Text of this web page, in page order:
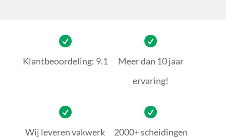
Klantbeoordeling: 9.1
Meer dan 10 jaar
ervaring!
Wij leveren vakwerk
2000+ scheidingen